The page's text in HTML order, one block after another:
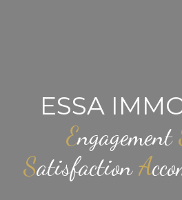
ESSA
Engagement
SatisfactionA